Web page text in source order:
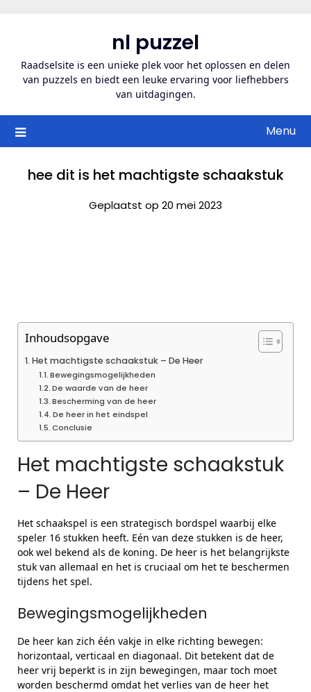
inhoud
nl puzzel
Raadselsite is een unieke plek voor het oplossen en delen
van puzzels en biedt een leuke ervaring voor liefhebbers
van uitdagingen.
Menu
hee dit is het machtigste schaakstuk
Geplaatst op 20 mei 2023
Inhoudsopgave
Het machtigste schaakstuk – De Heer
Bewegingsmogelijkheden
De waarde van de heer
Bescherming van de heer
De heer in het eindspel
Conclusie
Het machtigste schaakstuk
– De Heer
Het schaakspel is een strategisch bordspel waarbij elke
speler 16 stukken heeft. Eén van deze stukken is de heer,
ook wel bekend als de koning. De heer is het belangrijkste
stuk van allemaal en het is cruciaal om het te beschermen
tijdens het spel.
Bewegingsmogelijkheden
De heer kan zich één vakje in elke richting bewegen:
horizontaal, verticaal en diagonaal. Dit betekent dat de
heer vrij beperkt is in zijn bewegingen, maar toch moet
worden beschermd omdat het verlies van de heer het